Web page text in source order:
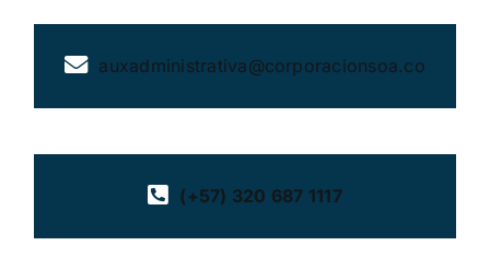
auxadministrativa@corporacionsoa.co
(+57) 320 687 1117